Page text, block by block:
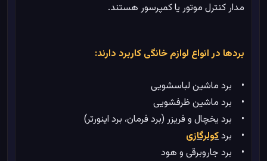
مدار کنترل موتور یا کمپرسور هستند.
بردها در انواع لوازم خانگی کاربرد دارند:
• برد ماشین لباسشویی
• برد ماشین ظرفشویی
• برد یخچال و فریزر (برد فرمان، برد اینورتر)
• بردکولرگازی
• برد جاروبرقی و هود